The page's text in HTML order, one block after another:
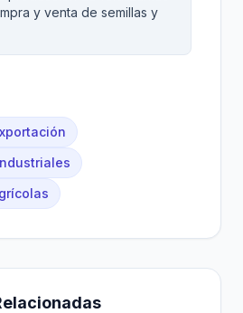
y venta de semillas y